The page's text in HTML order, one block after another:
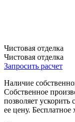
Чистовая отделка
Чистовая отделка
Запросить расчет
Наличие
Собственное
позволяет
ее цену. Бесплатное